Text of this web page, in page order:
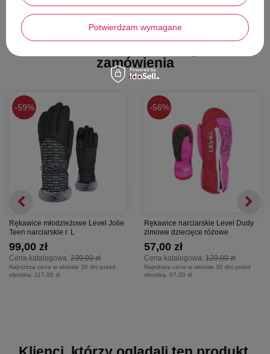
ułatwia trzymanie kijków narciarskich.
Wybierz rękawice Roxy Freshfieldi postaw na sprawdzone
rozwiązania, które zapewnią komfort przez cały dzień na stoku.
zamówienia
59%
Rękawice młodzieżowe Level Jolie
Teen narciarskie r. L
Cena katalogowa: 239,00 zł
99,00 zł
Najniższa cena w okresie 30 dni przed
obniżką: 117,00 zł
56%
Rękawice narciarskie Level Dudy
zimowe dziecięce różowe
Cena katalogowa: 129,00 zł
57,00 zł
Najniższa cena w okresie 30 dni przed
obniżką: 67,00 zł
Potwierdzam wymagane